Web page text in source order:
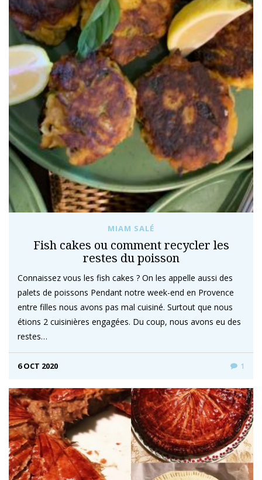
MIAM SALÉ
Fish cakes ou comment recycler les
restes du poisson
Connaissez vous les fish cakes ? On les appelle aussi des
palets de poissons Pendant notre week-end en Provence
entre filles nous avons pas mal cuisiné. Surtout que nous
étions 2 cuisinières engagées. Du coup, nous avons eu des
restes…
6 OCT 2020 1